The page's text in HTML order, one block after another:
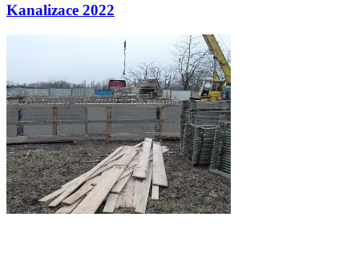
Kanalizace 2022